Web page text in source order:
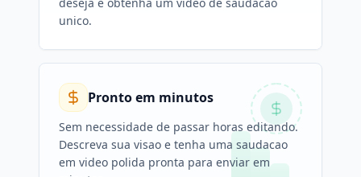
unico.
Pronto em minutos
Sem necessidade de passar horas editando.
Descreva sua visao e tenha uma saudacao
em video polida pronta para enviar em